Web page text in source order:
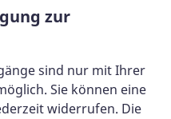
zur
sind nur mit Ihrer
Sie können eine
widerrufen. Die